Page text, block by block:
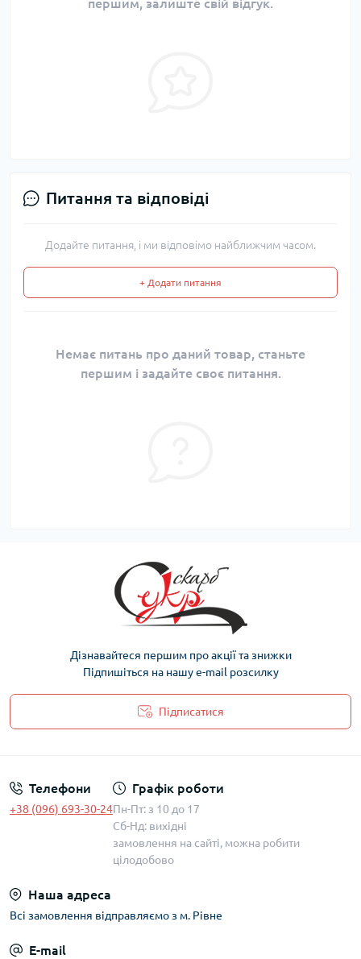
першим, залиште свій відгук.
Питання та відповіді
Додайте питання, і ми відповімо найближчим часом.
+ Додати питання
Немає питань про даний товар, станьте
першим і задайте своє питання.
Дізнавайтеся першим про акції та знижки
Підпишіться на нашу e-mail розсилку
Підписатися
Телефони
+38 (096) 693-30-24
Графік роботи
Пн-Пт: з 10 до 17
Сб-Нд: вихідні
замовлення на сайті, можна робити
цілодобово
Наша адреса
Всі замовлення відправляємо з м. Рівне
E-mail